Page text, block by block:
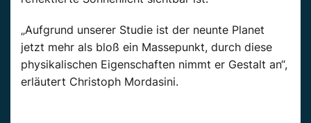
„Aufgrund unserer Studie ist der neunte Planet
jetzt mehr als bloß ein Massepunkt, durch diese
physikalischen Eigenschaften nimmt er Gestalt an“,
erläutert Christoph Mordasini.